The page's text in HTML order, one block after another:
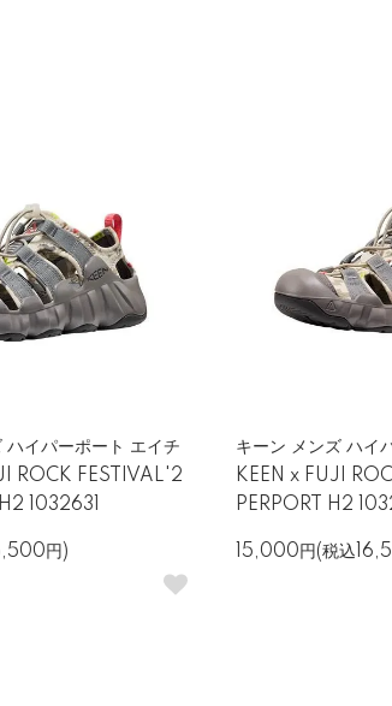
ハイパーポート エイチ
ROCK FESTIVAL'2
1032631
円)
キーン メンズ ハイ
KEEN x FUJI
PERPORT H2
15,000円(税込